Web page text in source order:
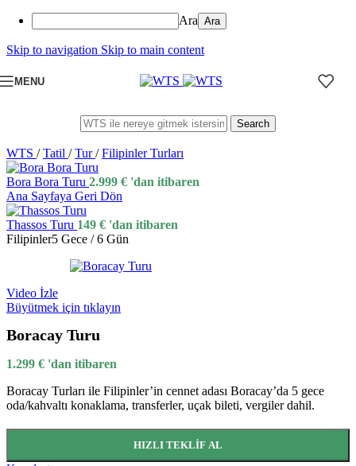
Ara
Skip to navigation Skip to main content
MENU
Search
WTS / Tatil / Tur/ Filipinler Turları
Bora Bora Turu 2.999 € 'dan itibaren
Ana Sayfaya Geri Dön
Thassos Turu 149 € 'dan itibaren
Filipinler5 Gece / 6 Gün
Video İzle
Büyütmek için tıklayın
Boracay Turu
1.299 € 'dan itibaren
Boracay Turları ile Filipinler’in cennet adası Boracay’da 5 gece
oda/kahvaltı konaklama, transferler, uçak bileti, vergiler dahil.
HIZLI TEKLIF AL